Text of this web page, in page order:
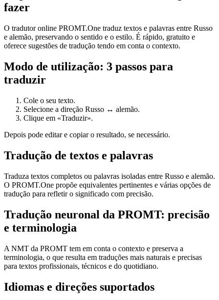
fazer
O tradutor online PROMT.One traduz textos e palavras entre Russo
e alemão, preservando o sentido e o estilo. É rápido, gratuito e
oferece sugestões de tradução tendo em conta o contexto.
Modo de utilização: 3 passos para
traduzir
Cole o seu texto.
Selecione a direção Russo ↔ alemão.
Clique em «Traduzir».
Depois pode editar e copiar o resultado, se necessário.
Tradução de textos e palavras
Traduza textos completos ou palavras isoladas entre Russo e alemão.
O PROMT.One propõe equivalentes pertinentes e várias opções de
tradução para refletir o significado com precisão.
Tradução neuronal da PROMT: precisão
e terminologia
A NMT da PROMT tem em conta o contexto e preserva a
terminologia, o que resulta em traduções mais naturais e precisas
para textos profissionais, técnicos e do quotidiano.
Idiomas e direções suportados